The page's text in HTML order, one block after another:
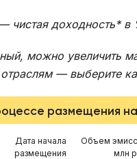
чистая доходность*
можно увеличить
— выберите
размещения на
Дата начала
размещения
Объем
млн